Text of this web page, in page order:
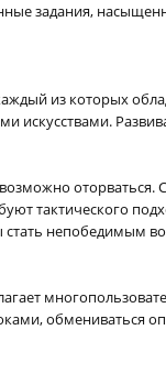
задания,
из которых
искусствами.
тактического
стать непобедимым